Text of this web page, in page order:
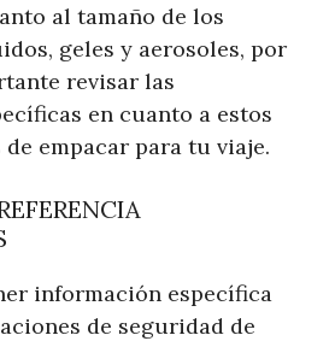
al tamaño de los
geles y aerosoles, por
revisar las
en cuanto a estos
empacar para tu viaje.
información específica
de seguridad de